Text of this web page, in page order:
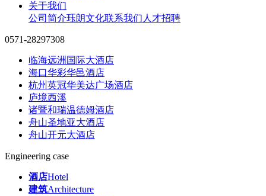
关于我们
公司简介珏朗文化联系我们 人才招聘
0571-28297308
临海远洲国际大酒店
海口华彩华邑酒店
杭州英冠华美达广场酒店
庐境西溪
诸暨和瑞温德姆酒店
舟山圣地亚大酒店
舟山开元大酒店
Engineering case
酒店Hotel
建筑Architecture